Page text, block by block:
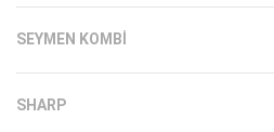
SEYMEN KOMBI
SHARP